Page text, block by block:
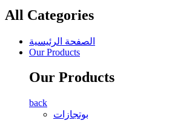
All Categories
الصفحة الرئيسية
Our Products
Our Products
back
بوتجازات